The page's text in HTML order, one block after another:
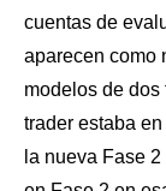
cuentas de
aparecen como
modelos de dos
trader estaba
la nueva Fase